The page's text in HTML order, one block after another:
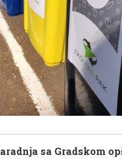
sa Gradskom